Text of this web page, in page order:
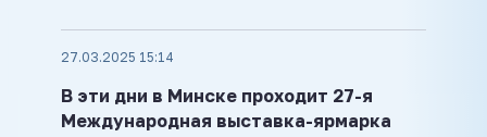
27.03.2025 15:14
В эти дни в Минске проходит 27-я
Международная выставка-ярмарка